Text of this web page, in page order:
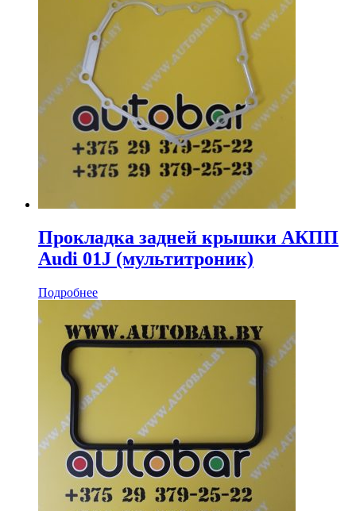
Прокладка задней крышки АКПП
Audi 01J (мультитроник)
Подробнее